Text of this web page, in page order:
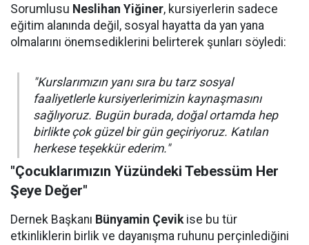
Sorumlusu Neslihan Yiğiner, kursiyerlerin sadece
eğitim alanında değil, sosyal hayatta da yan yana
olmalarını önemsediklerini belirterek şunları söyledi:
"Kurslarımızın yanı sıra bu tarz sosyal
faaliyetlerle kursiyerlerimizin kaynaşmasını
sağlıyoruz. Bugün burada, doğal ortamda hep
birlikte çok güzel bir gün geçiriyoruz. Katılan
herkese teşekkür ederim."
"Çocuklarımızın Yüzündeki Tebessüm Her
Şeye Değer"
Dernek Başkanı Bünyamin Çevikise bu tür
etkinliklerin birlik ve dayanışma ruhunu perçinlediğini